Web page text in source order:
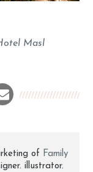
Masl
of Family
illustrator.